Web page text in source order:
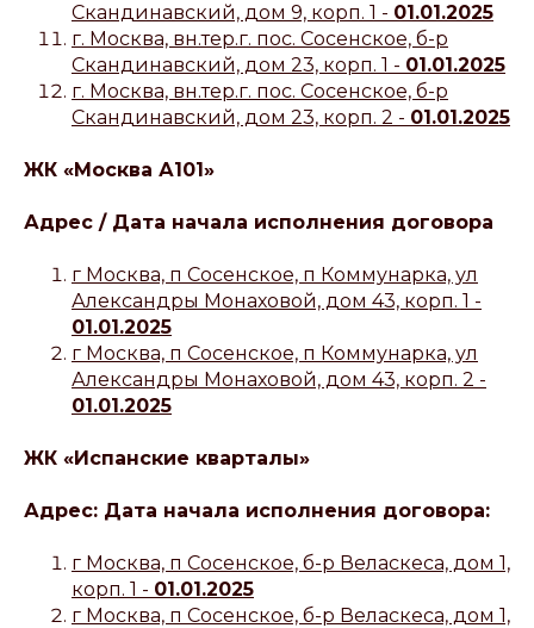
Скандинавский, дом 9, корп. 1 - 01.01.2025
г. Москва, вн.тер.г. пос. Сосенское, б-р
Скандинавский, дом 23, корп. 1 - 01.01.2025
г. Москва, вн.тер.г. пос. Сосенское, б-р
Скандинавский, дом 23, корп. 2 - 01.01.2025
ЖК «Москва А101»
Адрес / Дата начала исполнения договора
г Москва, п Сосенское, п Коммунарка, ул
Александры Монаховой, дом 43, корп. 1 -
01.01.2025
г Москва, п Сосенское, п Коммунарка, ул
Александры Монаховой, дом 43, корп. 2 -
01.01.2025
ЖК «Испанские кварталы»
Адрес: Дата начала исполнения договора:
г Москва, п Сосенское, б-р Веласкеса, дом 1,
корп. 1 - 01.01.2025
г Москва, п Сосенское, б-р Веласкеса, дом 1,